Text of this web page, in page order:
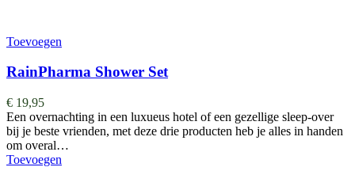
Toevoegen
RainPharma Shower Set
€ 19,95
Een overnachting in een luxueus hotel of een gezellige sleep-over
bij je beste vrienden, met deze drie producten heb je alles in handen
om overal…
Toevoegen